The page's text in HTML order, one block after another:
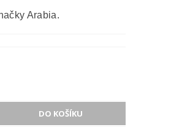
Arabia.